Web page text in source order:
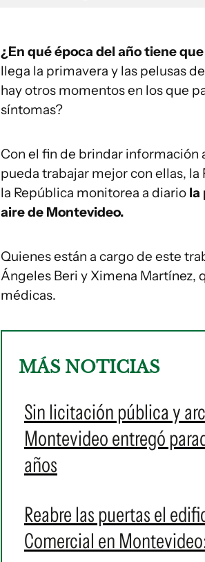
¿En qué época del año tiene
llega la primavera y las pelusas
hay otros momentos en los que
síntomas?
Con el fin de brindar información
pueda trabajar mejor con ellas,
la República monitorea a diario la
aire de Montevideo.
Quienes están a cargo de este
Ángeles Beri y Ximena Martínez,
médicas.
MÁS NOTICIAS
Sin licitación pública y
Montevideo entregó
años
Reabre las puertas el
Comercial en